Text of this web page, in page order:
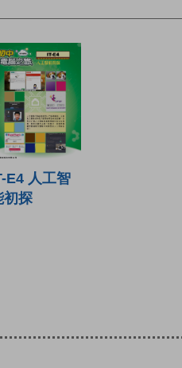
E4 人工智
初探